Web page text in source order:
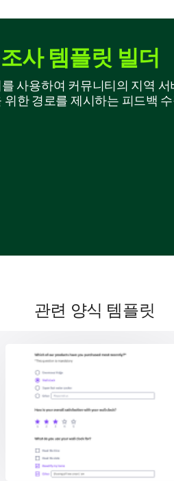
4 - Satisfied
Quality of facilities
Community Services
Other (please specify)
Improving Community
For which of the following
사 템플릿 빌더
사용하여 커뮤니티의 지역
한 경로를 제시하는 피드백
관련 양식 템플릿